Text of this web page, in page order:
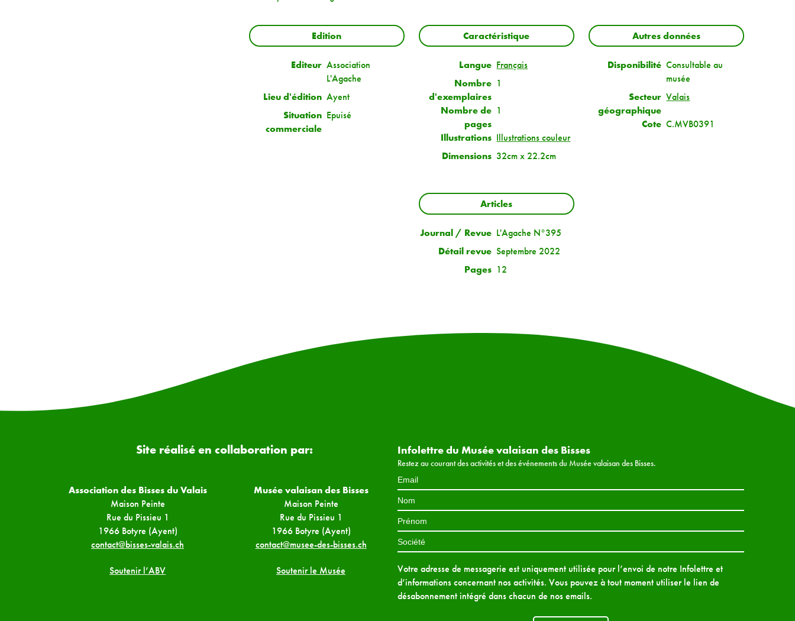
Edition
Editeur Association
L'Agache
Lieu d'édition Ayent
Situation
commerciale
Epuisé
Caractéristique
Langue Français
Nombre
d'exemplaires
1
Nombre de
pages
1
Illustrations Illustrations couleur
Dimensions 32cm x 22.2cm
Autres données
Disponibilité Consultable au
musée
Secteur
géographique
Valais
Cote C.MVB0391
Articles
Journal / Revue L'Agache N°395
Détail revue Septembre 2022
Pages 12
Site réalisé en collaboration par:
Association des Bisses du Valais
Maison Peinte
Rue du Pissieu 1
1966 Botyre (Ayent)
contact@bisses-valais.ch
Soutenir l’ABV
Musée valaisan des Bisses
Maison Peinte
Rue du Pissieu 1
1966 Botyre (Ayent)
contact@musee-des-bisses.ch
Soutenir le Musée
Infolettre du Musée valaisan des Bisses
Restez au courant des activités et des événements du Musée valaisan des Bisses.
Votre adresse de messagerie est uniquement utilisée pour l’envoi de notre Infolettre et
d’informations concernant nos activités. Vous pouvez à tout moment utiliser le lien de
désabonnement intégré dans chacun de nos emails.